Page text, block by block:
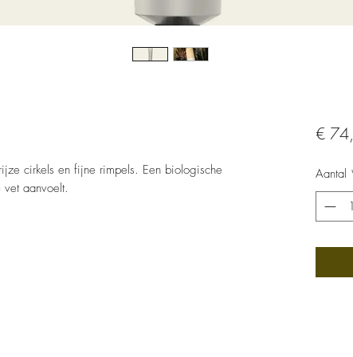
cirkels en fijne rimpels. Een biologische
aanvoelt.
€
Aantal